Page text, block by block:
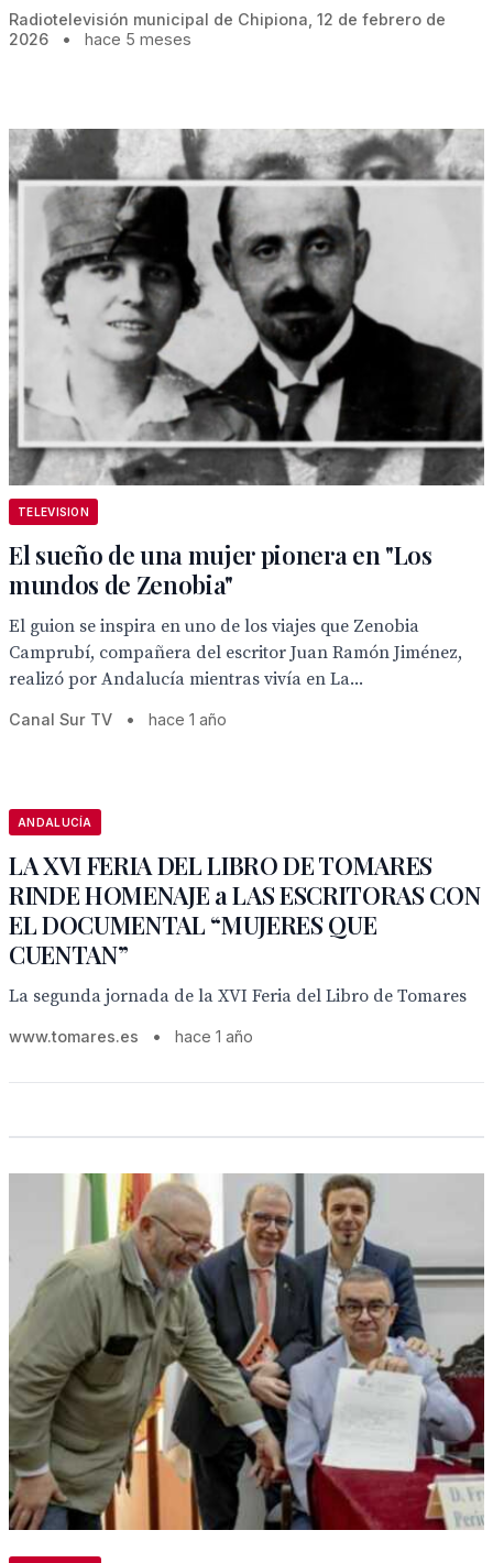
Radiotelevisión municipal de Chipiona, 12 de febrero de
2026
• hace 5 meses
TELEVISION
El sueño de una mujer pionera en "Los
mundos de Zenobia"
El guion se inspira en uno de los viajes que Zenobia
Camprubí, compañera del escritor Juan Ramón Jiménez,
realizó por Andalucía mientras vivía en La...
Canal Sur TV • hace 1 año
ANDALUCÍA
LA XVI FERIA DEL LIBRO DE TOMARES
RINDE HOMENAJE a LAS ESCRITORAS CON
EL DOCUMENTAL “MUJERES QUE
CUENTAN”
La segunda jornada de la XVI Feria del Libro de Tomares
www.tomares.es • hace 1 año